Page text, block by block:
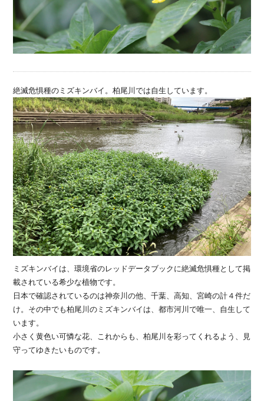
絶滅危惧種のミズキンバイ。柏尾川では自生しています。
ミズキンバイは、環境省のレッドデータブックに絶滅危惧種として掲
載されている希少な植物です。
日本で確認されているのは神奈川の他、千葉、高知、宮崎の計４件だ
け。その中でも柏尾川のミズキンバイは、都市河川で唯一、自生して
います。
小さく黄色い可憐な花、これからも、柏尾川を彩ってくれるよう、見
守ってゆきたいものです。